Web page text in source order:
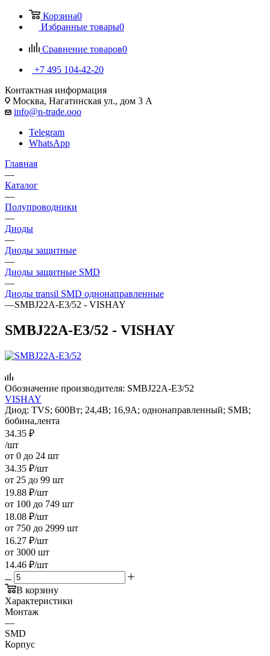
Корзина0
Избранные товары0
Сравнение товаров0
+7 495 104-42-20
Контактная информация
Москва, Нагатинская ул., дом 3 А
info@n-trade.ooo
Telegram
WhatsApp
Главная
—
Каталог
—
Полупроводники
—
Диоды
—
Диоды защитные
—
Диоды защитные SMD
—
Диоды transil SMD однонаправленные
—SMBJ22A-E3/52 - VISHAY
SMBJ22A-E3/52 - VISHAY
Обозначение производителя: SMBJ22A-E3/52
VISHAY
Диод: TVS; 600Вт; 24,4В; 16,9А; однонаправленный; SMB;
бобина,лента
34.35 ₽
/шт
от 0 до 24 шт
34.35 ₽/шт
от 25 до 99 шт
19.88 ₽/шт
от 100 до 749 шт
18.08 ₽/шт
от 750 до 2999 шт
16.27 ₽/шт
от 3000 шт
14.46 ₽/шт
В корзину
Характеристики
Монтаж
—
SMD
Корпус